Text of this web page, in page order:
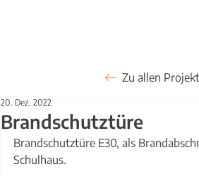
Brandschutztüre
20. Dez. 2022
Brandschutztüre E30, als
Schulhaus.
Zu allen